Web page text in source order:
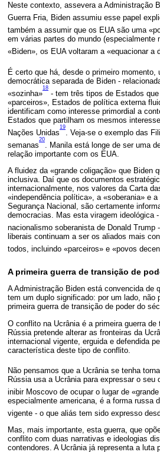
Neste contexto, assevera a Administração
Guerra Fria, Biden assumiu esse papel
também a assumir que os EUA são uma
em várias partes do mundo
«Biden», os EUA voltaram a «equacionar a
É certo que há, desde o primeiro
democrática separada de Biden -
«sozinha»
18
- tem três tipos de Estados
«parceiros», Estados de política externa
identificam como interesse primordial a
Estados que partilham os mesmos
Nações Unidas
19
. Veja-se o exemplo das
semanas
20
. Manila está longe de ser uma
relação importante com os EUA.
A fluidez da «grande coligação» que Biden
inclusiva. Daí que os documentos
internacionalmente, nos valores da Carta
«independência política», a «soberania» e
Segurança Nacional, são certamente
democracias. Mas esta viragem ideológica
nacionalismo soberanista de Donald
liberais continuam a ser os aliados mais
todos, incluindo «parceiros» e «povos
A primeira guerra de transição de
A Administração Biden está convencida de
tem um duplo significado: por um lado,
primeira guerra de transição de poder do
O conflito na Ucrânia é a primeira guerra
Rússia pretende alterar as fronteiras da
internacional vigente, erguida e defendida
característica deste tipo de conflito.
Não pensamos que a Ucrânia se tenha
Rússia usa a Ucrânia para expressar o
inibir Moscovo de ocupar o lugar de
especialmente americana, é a forma russa
vigente - o que aliás tem sido expresso
Mas, mais importante, esta guerra, que
conflito com duas narrativas e ideologias
contendores. A Ucrânia já representa a